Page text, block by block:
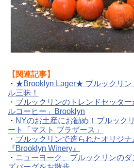
【関連記事】
・ ★Brooklyn Lager★ ブルックリン
ル三昧！
・ ブルックリンのトレンドセッタ
ルコーヒー」Brooklyn
・ NYのお土産にお勧め！ブルック
ート「マスト ブラザース」
・ ブルックリンで造られたオリジナ
『Brooklyn Winery』
・ ニューヨーク、ブルックリンの